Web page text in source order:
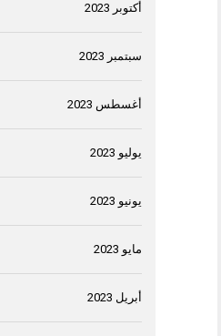
أكتوبر 2023
سبتمبر 2023
أغسطس 2023
يوليو 2023
يونيو 2023
مايو 2023
أبريل 2023